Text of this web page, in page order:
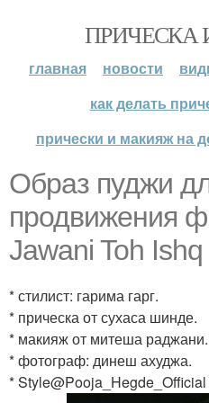
главная новости
как делать
прически и макияж на
Образ пуджи
продвижения
Jawani Toh
* стилист: гарима гарг.
* прическа от сухаса шинде.
* макияж от митеша раджани.
* фотограф: динеш ахуджа.
*